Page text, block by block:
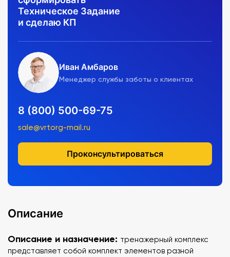
Техническое Задание
и сделаю КП
Иван Амбаров
Менеджер службы заботы о клиентах
8 (800) 500-69-75
sale@vrtorg-mail.ru
Проконсультироваться
Описание
Описание и назначение: тренажерный комплекс
представляет собой комплект элементов разной